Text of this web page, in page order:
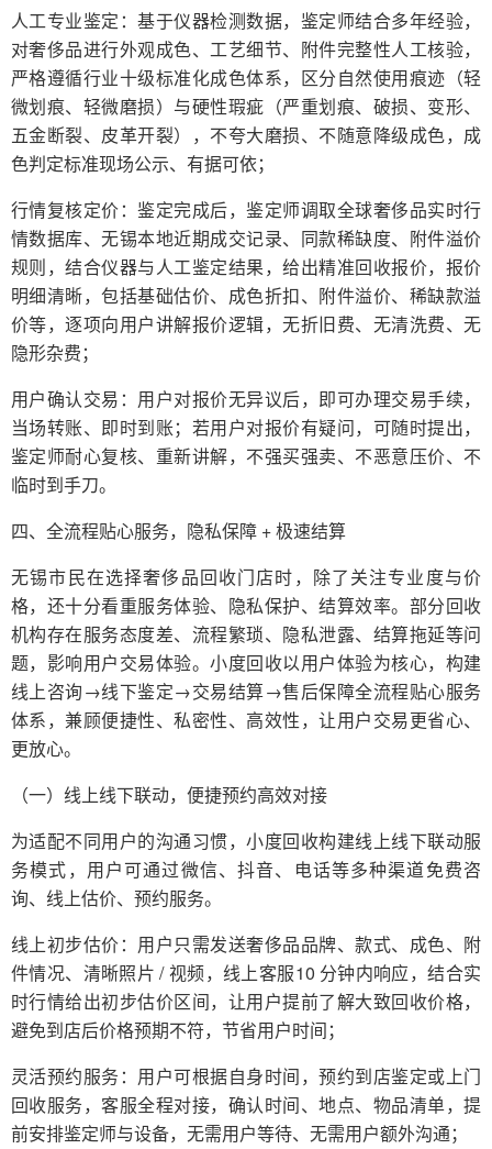
人工专业鉴定：基于仪器检测数据，鉴定师结合多年经验，
对奢侈品进行外观成色、工艺细节、附件完整性人工核验，
严格遵循行业十级标准化成色体系，区分自然使用痕迹（轻
微划痕、轻微磨损）与硬性瑕疵（严重划痕、破损、变形、
五金断裂、皮革开裂），不夸大磨损、不随意降级成色，成
色判定标准现场公示、有据可依；
行情复核定价：鉴定完成后，鉴定师调取全球奢侈品实时行
情数据库、无锡本地近期成交记录、同款稀缺度、附件溢价
规则，结合仪器与人工鉴定结果，给出精准回收报价，报价
明细清晰，包括基础估价、成色折扣、附件溢价、稀缺款溢
价等，逐项向用户讲解报价逻辑，无折旧费、无清洗费、无
隐形杂费；
用户确认交易：用户对报价无异议后，即可办理交易手续，
当场转账、即时到账；若用户对报价有疑问，可随时提出，
鉴定师耐心复核、重新讲解，不强买强卖、不恶意压价、不
临时到手刀。
四、全流程贴心服务，隐私保障 + 极速结算
无锡市民在选择奢侈品回收门店时，除了关注专业度与价
格，还十分看重服务体验、隐私保护、结算效率。部分回收
机构存在服务态度差、流程繁琐、隐私泄露、结算拖延等问
题，影响用户交易体验。小度回收以用户体验为核心，构建
线上咨询→线下鉴定→交易结算→售后保障全流程贴心服务
体系，兼顾便捷性、私密性、高效性，让用户交易更省心、
更放心。
（一）线上线下联动，便捷预约高效对接
为适配不同用户的沟通习惯，小度回收构建线上线下联动服
务模式，用户可通过微信、抖音、电话等多种渠道免费咨
询、线上估价、预约服务。
线上初步估价：用户只需发送奢侈品品牌、款式、成色、附
件情况、清晰照片 / 视频，线上客服10 分钟内响应，结合实
时行情给出初步估价区间，让用户提前了解大致回收价格，
避免到店后价格预期不符，节省用户时间；
灵活预约服务：用户可根据自身时间，预约到店鉴定或上门
回收服务，客服全程对接，确认时间、地点、物品清单，提
前安排鉴定师与设备，无需用户等待、无需用户额外沟通；